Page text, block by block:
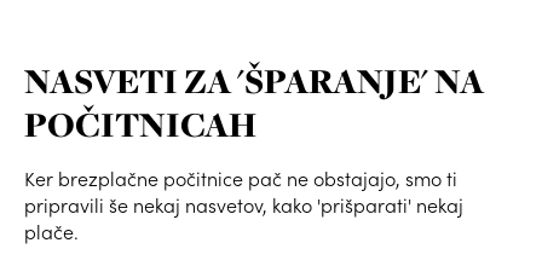
NASVETI ZA 'ŠPARANJE' NA
POČITNICAH
Ker brezplačne počitnice pač ne obstajajo, smo ti
pripravili še nekaj nasvetov, kako 'prišparati' nekaj
plače.